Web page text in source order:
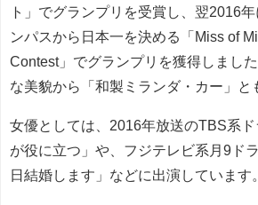
ト」でグランプリを受賞し、翌2016
ンパスから日本一を決める「Miss of
Contest」でグランプリを獲得しまし
な美貌から「和製ミランダ・カー」と
女優としては、2016年放送のTBS系
が役に立つ」や、フジテレビ系月9ド
日結婚します」などに出演しています。